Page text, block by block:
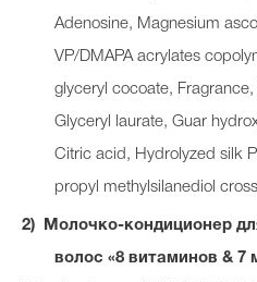
Adenosine, Magnesium
VP/DMAPA acrylates
glyceryl cocoate,
Glyceryl laurate, Guar
Citric acid, Hydrolyzed silk
propyl methylsilanediol
Молочко-кондиционер
волос «8 витаминов & 7